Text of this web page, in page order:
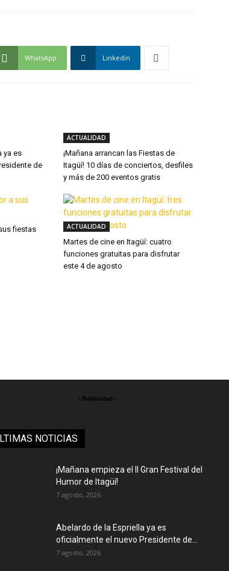
WhatsApp Linkedin
ya es
de
ACTUALIDAD
¡Mañana arrancan las Fiestas de
Itagüí! 10 días de conciertos, desfiles
y más de 200 eventos gratis
fiestas ACTUALIDAD
Martes de cine en Itagüí: cuatro
funciones gratuitas para disfrutar
este 4 de agosto
- Publicidad -
NOTICIAS
¡Mañana empieza el II Gran Festival del
Humor de Itagüí!
7 agosto, 2026
Abelardo de la Espriella ya es
oficialmente el nuevo Presidente de...
7 agosto, 2026